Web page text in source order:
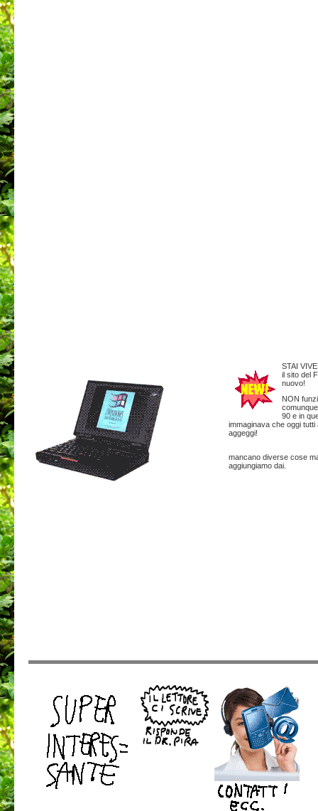
STAI
il sito del
nuovo!
NON
90 e in
immaginava che oggi
aggeggi!
mancano diverse cose
aggiungiamo dai.